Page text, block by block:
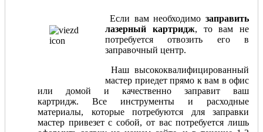
Если вам необходимо заправить
лазерный картридж, то вам не
потребуется отвозить его в
заправочный центр.
Наш высококвалифицированный
мастер приедет прямо к вам в офис
или домой и качественно заправит ваш
картридж. Все инструменты и расходные
материалы, которые потребуются для заправки
мастер привезет с собой, от вас потребуется лишь